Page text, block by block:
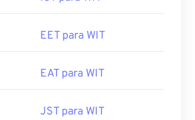
EET para WIT
EAT para WIT
JST para WIT